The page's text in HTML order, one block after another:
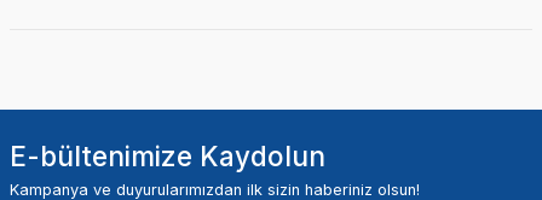
E-bültenimize Kaydolun
Kampanya ve duyurularımızdan ilk sizin haberiniz olsun!